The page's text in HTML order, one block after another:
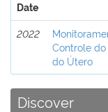
Date
2022
Controle
do Útero
Discover